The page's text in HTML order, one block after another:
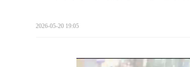
2026-05-20 19:05